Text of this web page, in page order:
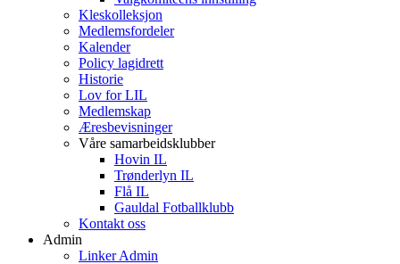
Kleskolleksjon
Medlemsfordeler
Kalender
Policy lagidrett
Historie
Lov for LIL
Medlemskap
Æresbevisninger
Våre samarbeidsklubber
Hovin IL
Trønderlyn IL
Flå IL
Gauldal Fotballklubb
Kontakt oss
Admin
Linker Admin